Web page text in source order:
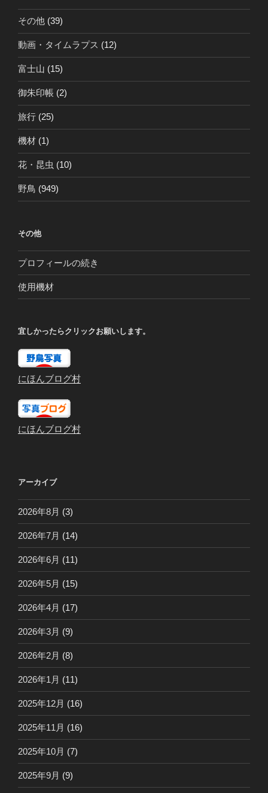
その他 (39)
動画・タイムラプス (12)
富士山 (15)
御朱印帳 (2)
旅行 (25)
機材 (1)
花・昆虫 (10)
野鳥 (949)
その他
プロフィールの続き
使用機材
宜しかったらクリックお願いします。
にほんブログ村
にほんブログ村
アーカイブ
2026年8月 (3)
2026年7月 (14)
2026年6月 (11)
2026年5月 (15)
2026年4月 (17)
2026年3月 (9)
2026年2月 (8)
2026年1月 (11)
2025年12月 (16)
2025年11月 (16)
2025年10月 (7)
2025年9月 (9)